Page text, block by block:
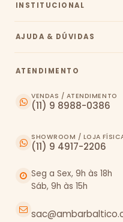
INSTITUCIONAL
AJUDA & DÚVIDAS
ATENDIMENTO
VENDAS / ATENDIMENTO
(11) 9 8988-0386
SHOWROOM / LOJA
(11) 9 4917-2206
Seg a Sex, 9h às 18h
Sáb, 9h às 15h